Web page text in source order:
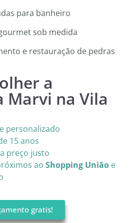
para banheiro
sob medida
e restauração de pedras
a
na Vila
personalizado
15 anos
preço justo
aoShopping União e
gratis!